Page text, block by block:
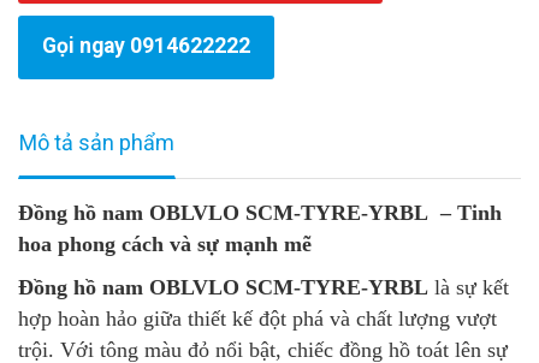
Gọi ngay 0914622222
Mô tả sản phẩm
Đồng hồ nam OBLVLO SCM-TYRE-YRBL – Tinh
hoa phong cách và sự mạnh mẽ
Đồng hồ nam OBLVLO SCM-TYRE-YRBL là sự kết
hợp hoàn hảo giữa thiết kế đột phá và chất lượng vượt
trội. Với tông màu đỏ nổi bật, chiếc đồng hồ toát lên sự